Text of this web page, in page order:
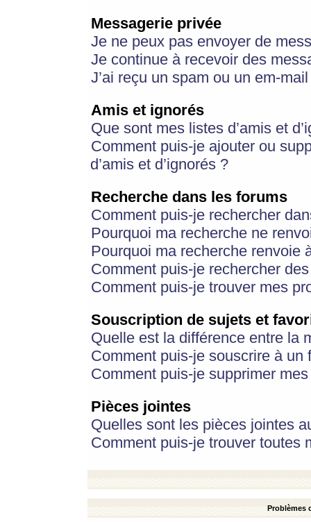
Messagerie privée
Je ne peux pas envoyer de
Je continue à recevoir des
J’ai reçu un spam ou un em-
Amis et ignorés
Que sont mes listes d’amis et
Comment puis-je ajouter ou
d’amis et d’ignorés ?
Recherche dans les forums
Comment puis-je rechercher
Pourquoi ma recherche ne
Pourquoi ma recherche renvoie
Comment puis-je rechercher
Comment puis-je trouver mes
Souscription de sujets et
Quelle est la différence entre la
Comment puis-je souscrire à
Comment puis-je supprimer
Pièces jointes
Quelles sont les pièces jointes
Comment puis-je trouver toutes
Problèmes